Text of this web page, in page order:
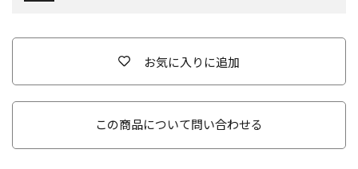
お気に入りに追加
この商品について問い合わせる